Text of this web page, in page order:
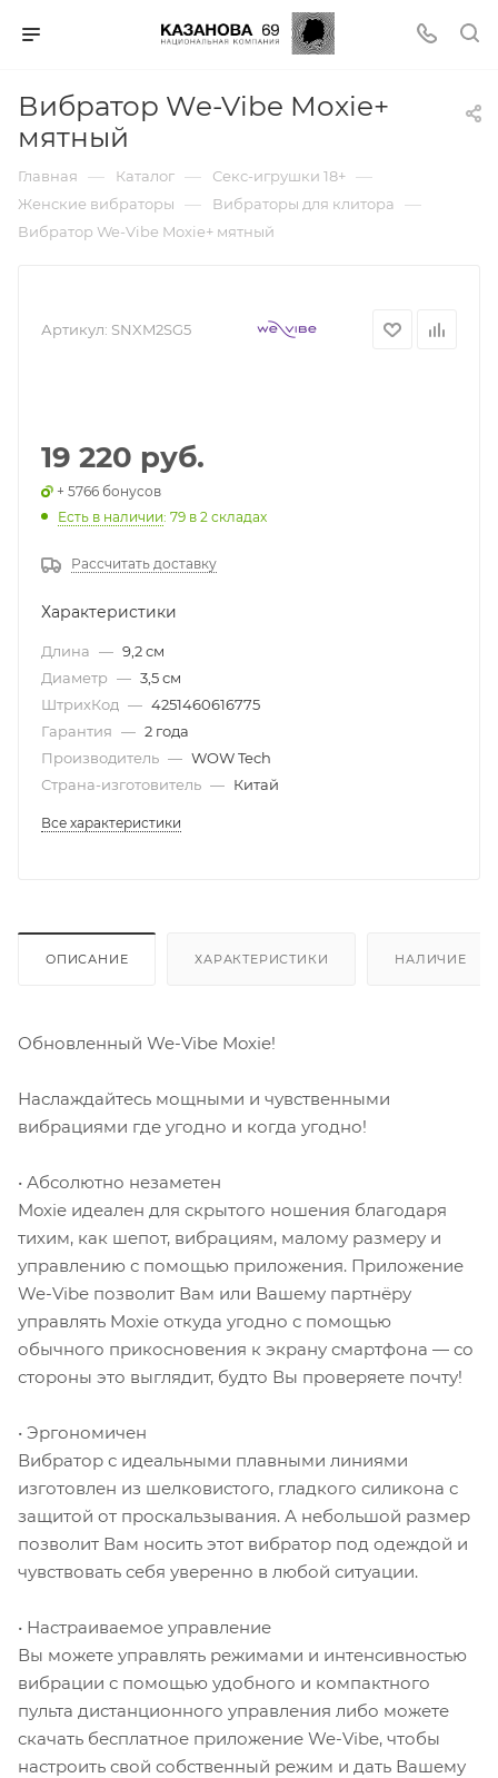
Вибратор We-Vibe Moxie+
мятный
Главная — Каталог — Секс-игрушки 18+ —
Женские вибраторы — Вибраторы для клитора —
Вибратор We-Vibe Moxie+ мятный
Артикул: SNXM2SG5
19 220 руб.
+ 5766 бонусов
Есть в наличии: 79 в 2 складах
Рассчитать доставку
Характеристики
Длина — 9,2 см
Диаметр — 3,5 см
ШтрихКод — 4251460616775
Гарантия — 2 года
Производитель — WOW Tech
Страна-изготовитель — Китай
Все характеристики
ОПИСАНИЕ ХАРАКТЕРИСТИКИ НАЛИЧИЕ
Обновленный We-Vibe Moxie!
Наслаждайтесь мощными и чувственными
вибрациями где угодно и когда угодно!
• Абсолютно незаметен
Moxie идеален для скрытого ношения благодаря
тихим, как шепот, вибрациям, малому размеру и
управлению с помощью приложения. Приложение
We-Vibe позволит Вам или Вашему партнёру
управлять Moxie откуда угодно с помощью
обычного прикосновения к экрану смартфона — со
стороны это выглядит, будто Вы проверяете почту!
• Эргономичен
Вибратор с идеальными плавными линиями
изготовлен из шелковистого, гладкого силикона с
защитой от проскальзывания. А небольшой размер
позволит Вам носить этот вибратор под одеждой и
чувствовать себя уверенно в любой ситуации.
• Настраиваемое управление
Вы можете управлять режимами и интенсивностью
вибрации с помощью удобного и компактного
пульта дистанционного управления либо можете
скачать бесплатное приложение We-Vibe, чтобы
настроить свой собственный режим и дать Вашему